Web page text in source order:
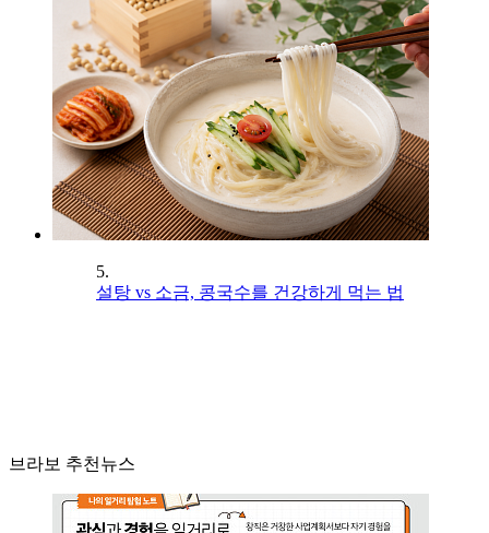
5.
설탕 vs 소금, 콩국수를 건강하게 먹는 법
브라보 추천뉴스